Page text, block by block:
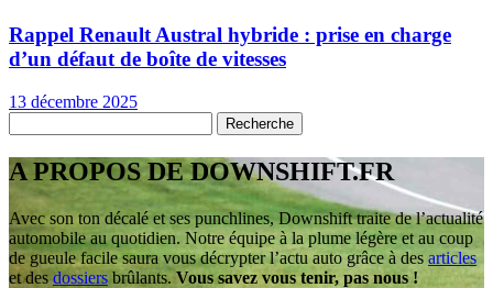
Rappel Renault Austral hybride : prise en charge
d’un défaut de boîte de vitesses
13 décembre 2025
A PROPOS DE DOWNSHIFT.FR
Avec son ton décalé et ses punchlines, Downshift traite de l’actualité
automobile au quotidien. Notre équipe à la plume légère et au coup
de gueule facile saura vous décrypter l’actu auto grâce à des articles
et des dossiers brûlants. Vous savez vous tenir, pas nous !